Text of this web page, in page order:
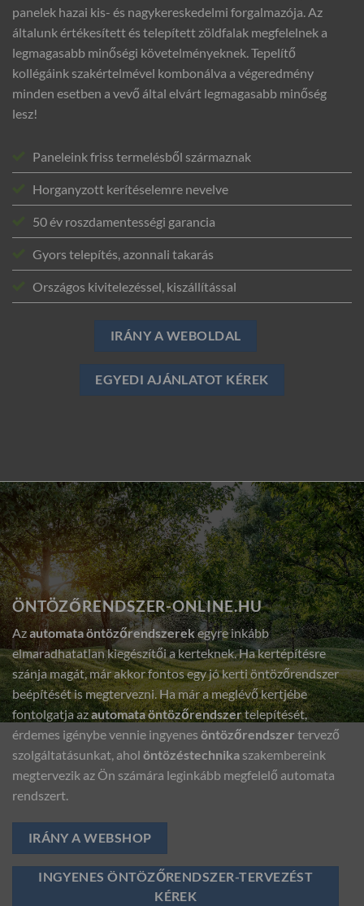
panelek hazai kis- és nagykereskedelmi forgalmazója. Az
általunk értékesített és telepített zöldfalak megfelelnek a
legmagasabb minőségi követelményeknek. Tepelítő
kollégáink szakértelmével kombonálva a végeredmény
minden esetben a vevő által elvárt legmagasabb minőség
lesz!
Paneleink friss termelésből származnak
Horganyzott kerítéselemre nevelve
50 év roszdamentességi garancia
Gyors telepítés, azonnali takarás
Országos kivitelezéssel, kiszállítással
IRÁNY A WEBOLDAL
EGYEDI AJÁNLATOT KÉREK
ÖNTÖZŐRENDSZER-ONLINE.HU
Azautomata öntözőrendszerekegyre inkább
elmaradhatatlan kiegészítői a kerteknek. Ha kertépítésre
szánja magát, már akkor fontos egy jó kerti öntözőrendszer
beépítését is megtervezni. Ha már a meglévő kertjébe
fontolgatja azautomata öntözőrendszertelepítését,
érdemes igénybe vennie ingyenes öntözőrendszer tervező
szolgáltatásunkat, ahol öntözéstechnika szakembereink
megtervezik az Ön számára leginkább megfelelő automata
rendszert.
IRÁNY A WEBSHOP
INGYENES ÖNTÖZŐRENDSZER-TERVEZÉST
KÉREK